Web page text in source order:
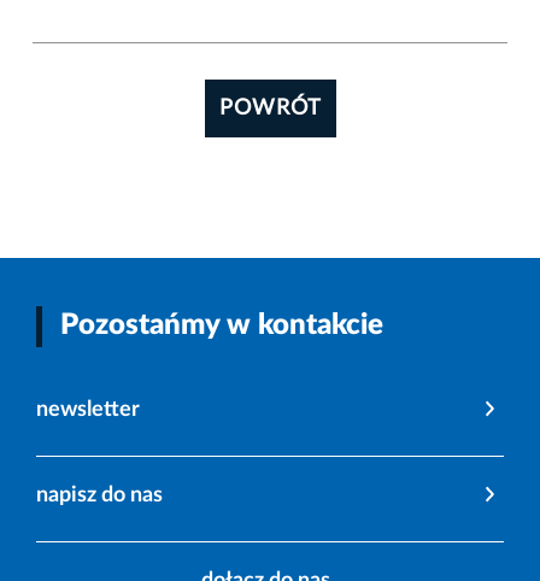
POWRÓT
Pozostańmy w kontakcie
newsletter
napisz do nas